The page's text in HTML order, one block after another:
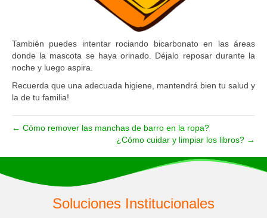
También puedes intentar rociando bicarbonato en las áreas
donde la mascota se haya orinado. Déjalo reposar durante la
noche y luego aspira.
Recuerda que una adecuada higiene, mantendrá bien tu salud y
la de tu familia!
← Cómo remover las manchas de barro en la ropa?
¿Cómo cuidar y limpiar los libros? →
Soluciones Institucionales